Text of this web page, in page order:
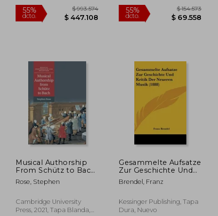
55%
dcto.
$ 135.676
dcto.
Musical Authorship
From Schütz to Bach
(Musical Performance
and Reception) (en
Rose, Stephen
Cambridge University
Press, 2021, Tapa Blanda,
Gesammelte Aufsatze
Zur Geschichte Und
Kritik Der Neueren
Musik (1888) (en
Brendel, Franz
Kessinger Publishing, Tapa
Dura, Nuevo